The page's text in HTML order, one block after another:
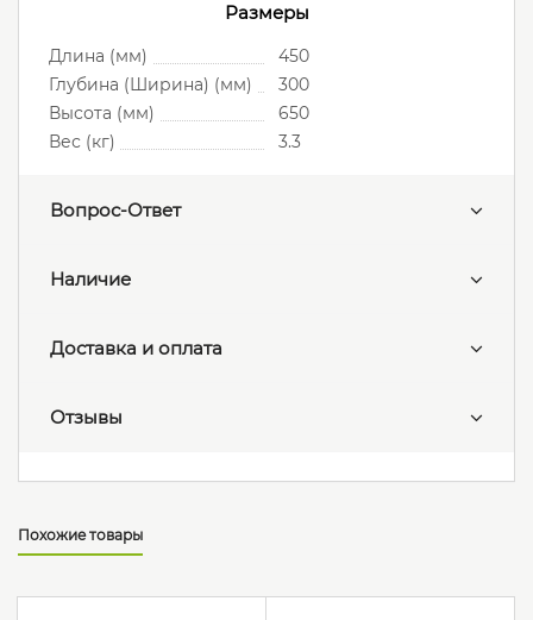
Размеры
Длина (мм)
450
Глубина (Ширина) (мм)
300
Высота (мм)
650
Вес (кг)
3.3
Вопрос-Ответ
Наличие
Доставка и оплата
Отзывы
Похожие товары